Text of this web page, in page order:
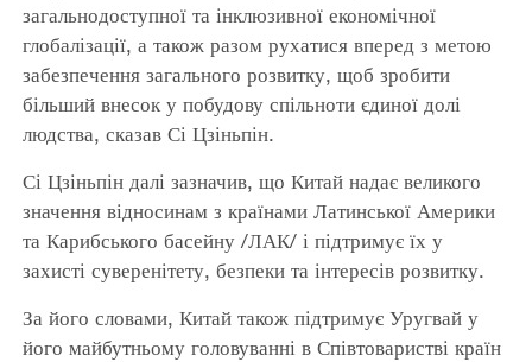
загальнодоступної та інклюзивної економічної
глобалізації, а також разом рухатися вперед з метою
забезпечення загального розвитку, щоб зробити
більший внесок у побудову спільноти єдиної долі
людства, сказав Сі Цзіньпін.
Сі Цзіньпін далі зазначив, що Китай надає великого
значення відносинам з країнами Латинської Америки
та Карибського басейну /ЛАК/ і підтримує їх у
захисті суверенітету, безпеки та інтересів розвитку.
За його словами, Китай також підтримує Уругвай у
його майбутньому головуванні в Співтоваристві країн